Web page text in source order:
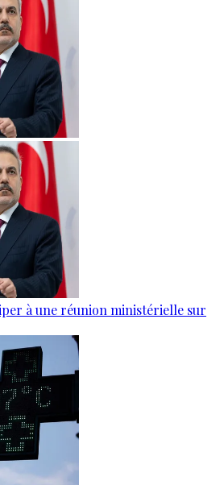
à une réunion ministérielle sur